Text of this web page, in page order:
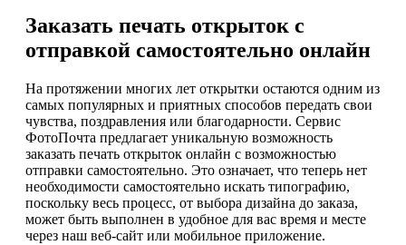
Заказать печать открыток с
отправкой самостоятельно онлайн
На протяжении многих лет открытки остаются одним из
самых популярных и приятных способов передать свои
чувства, поздравления или благодарности. Сервис
ФотоПочта предлагает уникальную возможность
заказать печать открыток онлайн с возможностью
отправки самостоятельно. Это означает, что теперь нет
необходимости самостоятельно искать типографию,
поскольку весь процесс, от выбора дизайна до заказа,
может быть выполнен в удобное для вас время и месте
через наш веб-сайт или мобильное приложение.